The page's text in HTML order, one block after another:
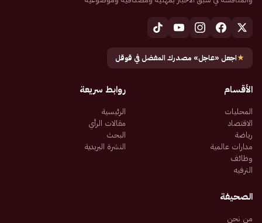
★اجعل «عاجل» مصدرك المفضل في قوقل
الأقسام
المحليات
الاقتصاد
رياضة
مدارات عالمية
وظائف
الترفيه
روابط سريعة
الرئيسية
مقالات الرأي
البحث
النشرة البريدية
الصحيفة
من نحن